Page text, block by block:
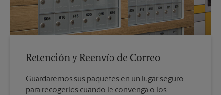
Retención y Reenvío de Correo
Guardaremos sus paquetes en un lugar seguro
para recogerlos cuando le convenga o los